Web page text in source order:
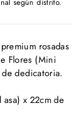
según distrito.
rosadas
Flores (Mini
dedicatoria.
x 22cm de